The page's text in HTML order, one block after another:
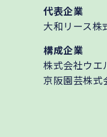
代表企業
大和リース株
構成企業
株式会社ウエ
京阪園芸株式